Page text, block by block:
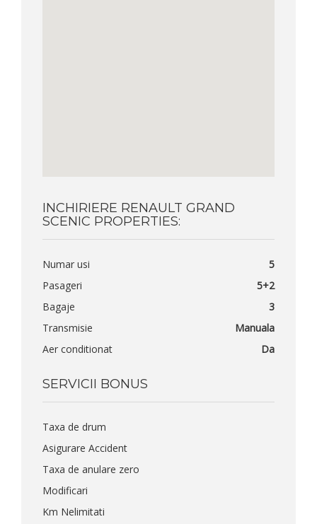
INCHIRIERE RENAULT GRAND
SCENIC PROPERTIES:
Numar usi
5
Pasageri
5+2
Bagaje
3
Transmisie
Manuala
Aer conditionat
Da
SERVICII BONUS
Taxa de drum
Asigurare Accident
Taxa de anulare zero
Modificari
Km Nelimitati